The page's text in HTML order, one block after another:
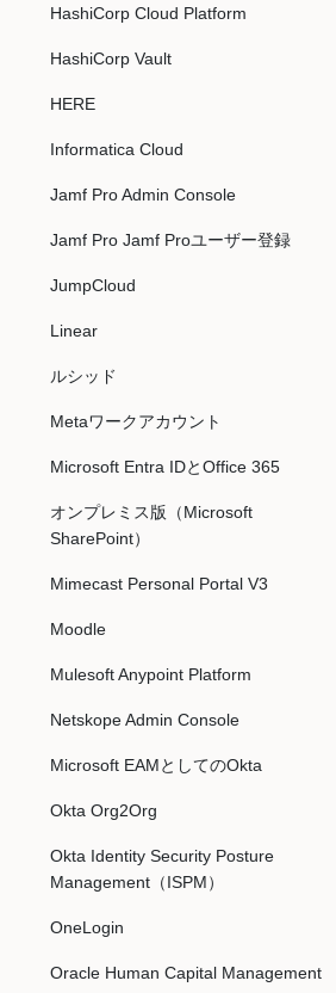
HashiCorp Cloud Platform
HashiCorp Vault
HERE
Informatica Cloud
Jamf Pro Admin Console
Jamf Pro Jamf Proユーザー登録
JumpCloud
Linear
ルシッド
Metaワークアカウント
Microsoft Entra IDとOffice 365
オンプレミス版（Microsoft
SharePoint）
Mimecast Personal Portal V3
Moodle
Mulesoft Anypoint Platform
Netskope Admin Console
Microsoft EAMとしてのOkta
Okta Org2Org
Okta Identity Security Posture
Management（ISPM）
OneLogin
Oracle Human Capital Management